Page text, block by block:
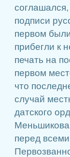
подписи
первом
прибегли к
печать на
первом
что
случай
датского
Меньшикова
перед